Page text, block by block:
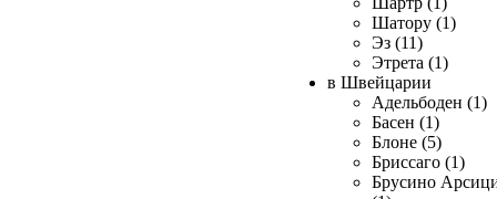
Шатору (1)
Эз (11)
Этрета (1)
в Швейцарии
Адельбоден (1)
Басен (1)
Блоне (5)
Бриссаго (1)
Брусино